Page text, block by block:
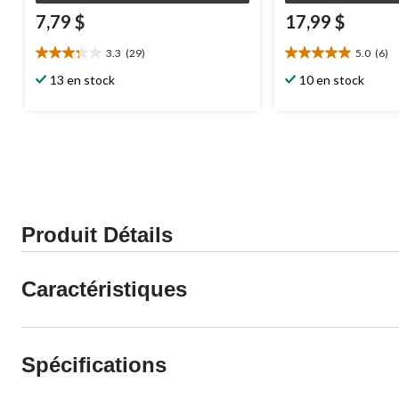
7,79 $
3.3 (29)
3.3
étoile(s)
13 en stock
17,99 $
5.0 (6)
5.0
étoile(s)
10 en stock
Produit Détails
Caractéristiques
Spécifications